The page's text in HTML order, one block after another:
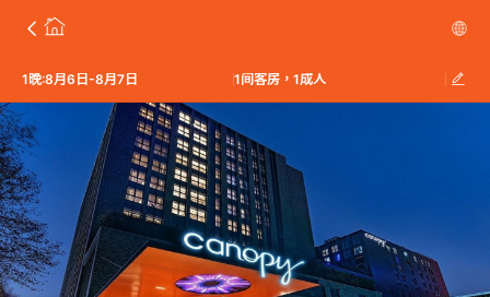
1晚:8月6日-8月7日 1间客房，1成人